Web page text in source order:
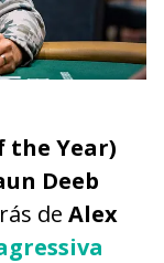
the Year)
Deeb
de Alex